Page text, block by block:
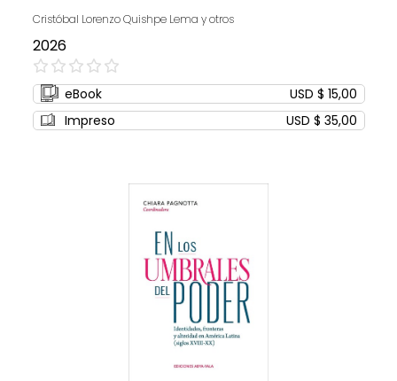
Cristóbal Lorenzo Quishpe Lema y otros
2026
0%
eBook
USD $ 15,00
Impreso
USD $ 35,00